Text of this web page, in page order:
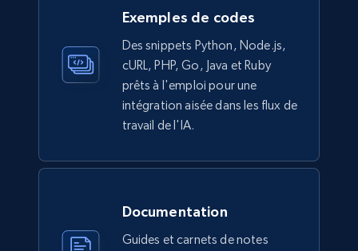
Exemples de codes
Des snippets Python, Node.js,
cURL, PHP, Go, Java et Ruby
prêts à l'emploi pour une
intégration aisée dans les flux de
travail de l'IA.
Documentation
Guides et carnets de notes